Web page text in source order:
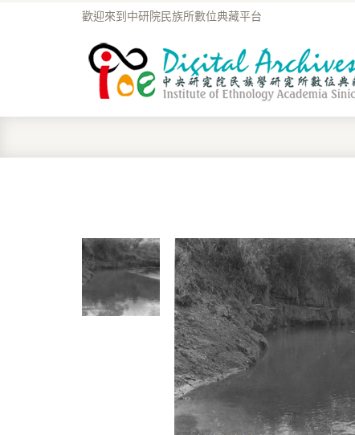
歡迎來到中研院民族所數位典藏平台